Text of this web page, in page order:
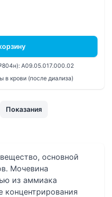
Показания
основной
Мочевина
из аммиака
концентрирования
A09.05.017.000.02
в крови (после диализа)